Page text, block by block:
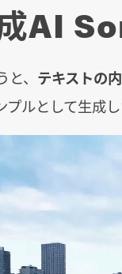
AI
、 テキストの
ルとして生成